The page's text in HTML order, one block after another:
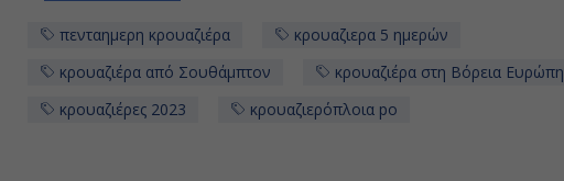
πενταημερη κρουαζιέρα
κρουαζιερα 5 ημερών
κρουαζιέρα από Σουθάμπτον
κρουαζιέρα στη Βόρεια Ευρώπη
κρουαζιέρες 2023
κρουαζιερόπλοια po